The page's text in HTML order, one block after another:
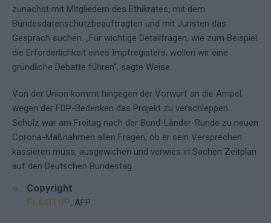
zunächst mit Mitgliedern des Ethikrates, mit dem
Bundesdatenschutzbeauftragten und mit Juristen das
Gespräch suchen. „Für wichtige Detailfragen, wie zum Beispiel
die Erforderlichkeit eines Impfregisters, wollen wir eine
gründliche Debatte führen“, sagte Weise.
Von der Union kommt hingegen der Vorwurf an die Ampel,
wegen der FDP-Bedenken das Projekt zu verschleppen.
Scholz war am Freitag nach der Bund-Länder-Runde zu neuen
Corona-Maßnahmen allen Fragen, ob er sein Versprechen
kassieren muss, ausgewichen und verwies in Sachen Zeitplan
auf den Deutschen Bundestag.
Copyright
FLASH UP, AFP